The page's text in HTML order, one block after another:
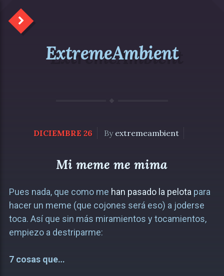
ExtremeAmbient
DICIEMBRE 26 By extremeambient
Mi meme me mima
Pues nada, que como me han pasado la pelota para
hacer un meme (que cojones será eso) a joderse
toca. Así que sin más miramientos y tocamientos,
empiezo a destriparme:
7 cosas que…